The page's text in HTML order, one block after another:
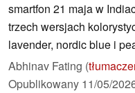
smartfon 21 maja w
trzech wersjach
lavender, nordic blue i
Abhinav Fating (
Opublikowany 11/05/